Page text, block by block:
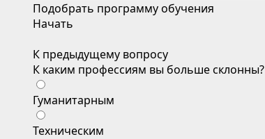
Подобрать программу обучения
Начать
К предыдущему вопросу
К каким профессиям вы больше склонны?
Гуманитарным
Техническим